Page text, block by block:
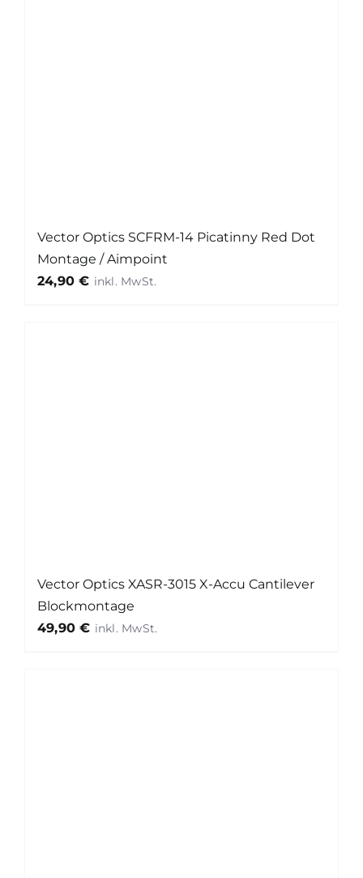
Vector Optics SCFRM-14 Picatinny Red Dot
Montage / Aimpoint
24,90€
Vector Optics XASR-3015 X-Accu Cantilever
Blockmontage
49,90€